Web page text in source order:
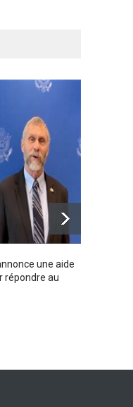
le service de
des
avec le
une aide
répondre au